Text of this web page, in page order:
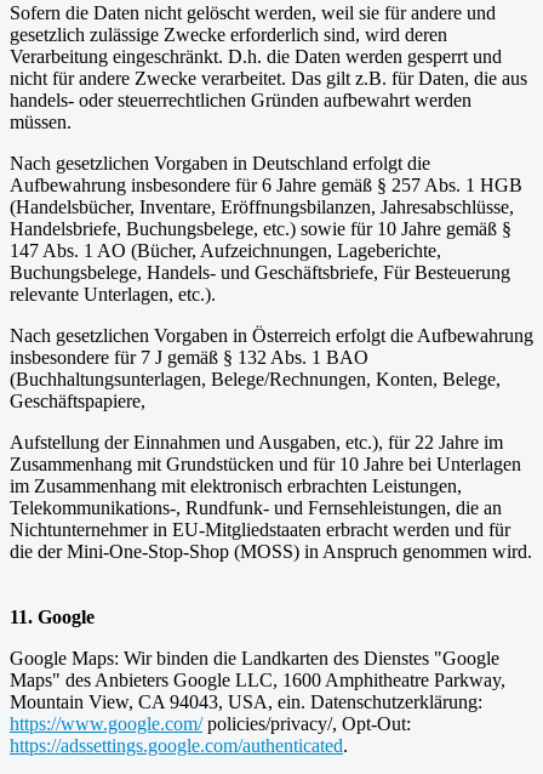
Sofern die Daten nicht gelöscht werden, weil sie für andere und
gesetzlich zulässige Zwecke erforderlich sind, wird deren
Verarbeitung eingeschränkt. D.h. die Daten werden gesperrt und
nicht für andere Zwecke verarbeitet. Das gilt z.B. für Daten, die aus
handels- oder steuerrechtlichen Gründen aufbewahrt werden
müssen.
Nach gesetzlichen Vorgaben in Deutschland erfolgt die
Aufbewahrung insbesondere für 6 Jahre gemäß § 257 Abs. 1 HGB
(Handelsbücher, Inventare, Eröffnungsbilanzen, Jahresabschlüsse,
Handelsbriefe, Buchungsbelege, etc.) sowie für 10 Jahre gemäß §
147 Abs. 1 AO (Bücher, Aufzeichnungen, Lageberichte,
Buchungsbelege, Handels- und Geschäftsbriefe, Für Besteuerung
relevante Unterlagen, etc.).
Nach gesetzlichen Vorgaben in Österreich erfolgt die Aufbewahrung
insbesondere für 7 J gemäß § 132 Abs. 1 BAO
(Buchhaltungsunterlagen, Belege/Rechnungen, Konten, Belege,
Geschäftspapiere,
Aufstellung der Einnahmen und Ausgaben, etc.), für 22 Jahre im
Zusammenhang mit Grundstücken und für 10 Jahre bei Unterlagen
im Zusammenhang mit elektronisch erbrachten Leistungen,
Telekommunikations-, Rundfunk- und Fernsehleistungen, die an
Nichtunternehmer in EU-Mitgliedstaaten erbracht werden und für
die der Mini-One-Stop-Shop (MOSS) in Anspruch genommen wird.
11. Google
Google Maps: Wir binden die Landkarten des Dienstes "Google
Maps" des Anbieters Google LLC, 1600 Amphitheatre Parkway,
Mountain View, CA 94043, USA, ein. Datenschutzerklärung:
https://www.google.com/policies/privacy/, Opt-Out:
https://adssettings.google.com/authenticated.